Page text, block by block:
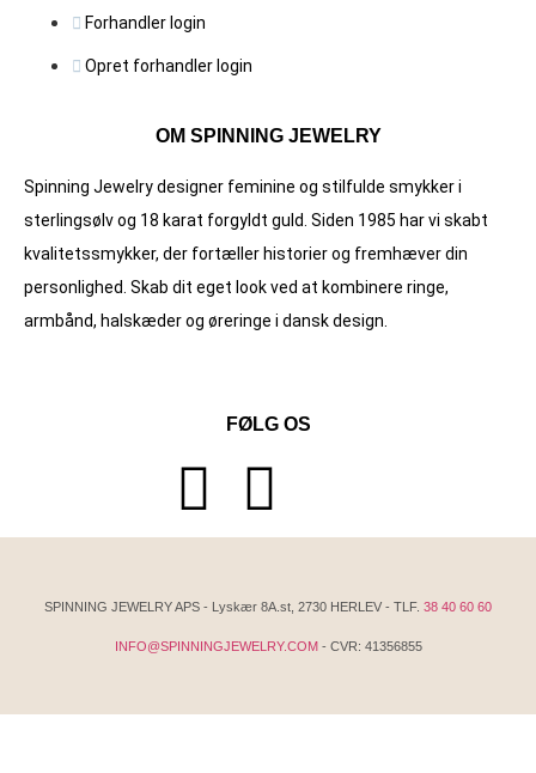
Forhandler login
Opret forhandler login
OM SPINNING JEWELRY
Spinning Jewelry designer feminine og stilfulde smykker i
sterlingsølv og 18 karat forgyldt guld. Siden 1985 har vi skabt
kvalitets­smykker, der fortæller historier og fremhæver din
personlighed. Skab dit eget look ved at kombinere ringe,
armbånd, halskæder og øreringe i dansk design.
FØLG OS
SPINNING JEWELRY APS - Lyskær 8A.st, 2730 HERLEV - TLF. 38 40 60 60
INFO@SPINNINGJEWELRY.COM- CVR: 41356855